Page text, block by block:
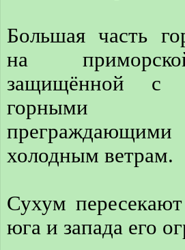
Большая часть
на
защищённой с
горными
холодным ветрам.
Сухум
юга и запада его